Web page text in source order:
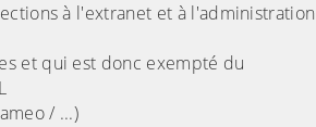
à l'extranet et à l'administration
et qui est donc exempté du
/ ...)